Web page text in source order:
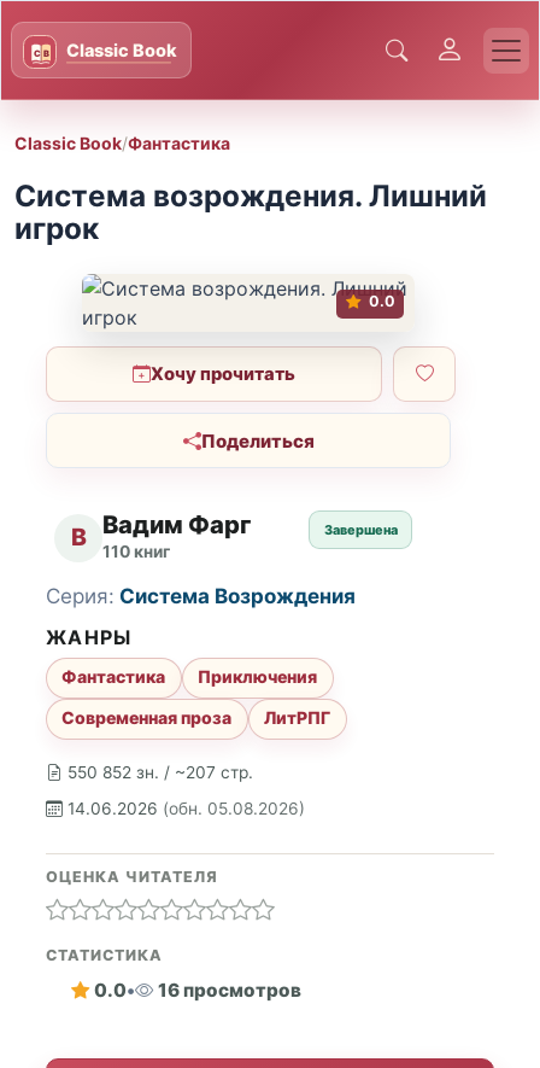
Classic Book/Фантастика
Система возрождения. Лишний
игрок
0.0
Хочу прочитать
Поделиться
В Вадим Фарг
110 книг
Завершена
550 852 зн. / ~207 стр.
14.06.2026 (обн. 05.08.2026)
Серия: Система Возрождения
ЖАНРЫ
Фантастика
Приключения
Современная проза
ЛитРПГ
ОЦЕНКА ЧИТАТЕЛЯ
СТАТИСТИКА
0.0• 16 просмотров